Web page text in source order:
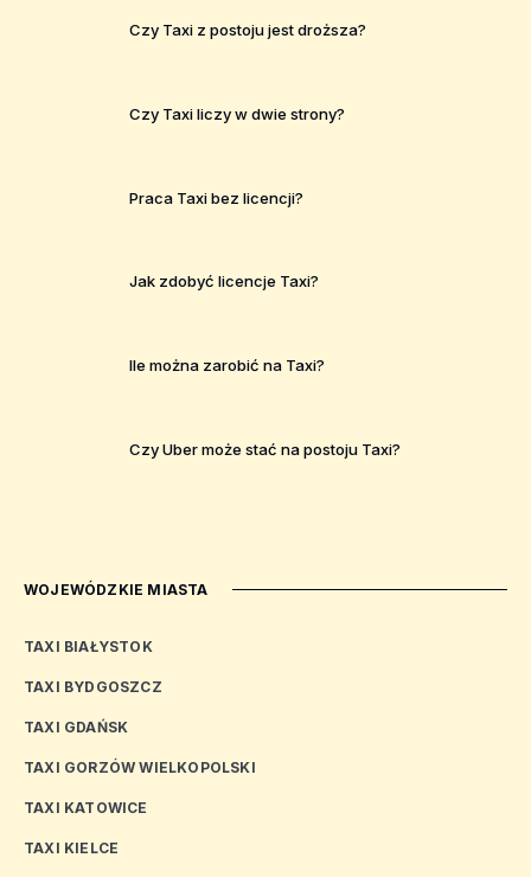
Czy Taxi z postoju jest droższa?
Czy Taxi liczy w dwie strony?
Praca Taxi bez licencji?
Jak zdobyć licencje Taxi?
Ile można zarobić na Taxi?
Czy Uber może stać na postoju Taxi?
WOJEWÓDZKIE MIASTA
TAXI BIAŁYSTOK
TAXI BYDGOSZCZ
TAXI GDAŃSK
TAXI GORZÓW WIELKOPOLSKI
TAXI KATOWICE
TAXI KIELCE